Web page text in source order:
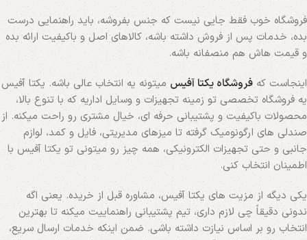
فروشگاه خوب فقط جایی نیست که جنس بفروشه، باید راهنمایی درست
بده، خدمات پس از فروش داشته باشه، کالاهای اصل و باکیفیت ارائه بده
و قیمت‌ هاش هم منصفانه باشه.
اینجاست کهفروشگاه یکتا آفیس میتونه یه انتخاب عالی باشه. یکتا آفیس
یه فروشگاه تخصصی تو زمینه تجهیزات و وسایل اداریه که با تنوع بالا،
محصولات باکیفیت و پشتیبانی حرفه‌ ای، خیال مشتری رو راحت میکنه. از
صندلی‌ های ارگونومیک گرفته تا میزهای مدیریتی، فایل و کمد، لوازم
جانبی و حتی تجهیزات الکترونیکی، همه چیز رو میتونی تو یکتا آفیس با
اطمینان انتخاب کنی.
یکی دیگه از مزیت‌ های یکتا آفیس، مشاوره قبل از خریده. یعنی اگه
ندونی دقیقاً چی لازم داری، تیم پشتیبانی راهنماییت میکنه تا بهترین
انتخاب رو بر اساس نیازت داشته باشی. ضمن اینکه خدمات ارسال سریع،